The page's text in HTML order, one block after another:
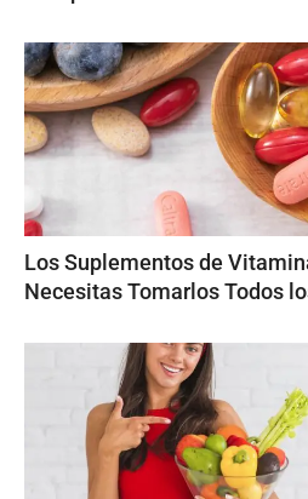
Los Suplementos de
Necesitas Tomarlos Todos